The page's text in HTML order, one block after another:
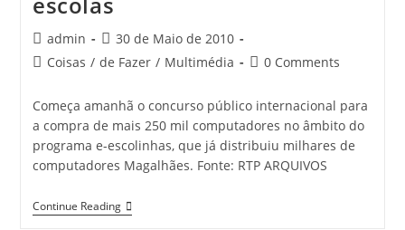
Post
author:
admin
Post
published:
30 de Maio de 2010
PostCoisas / de Fazer / Multimédia
Post0 Comments
Começa amanhã o concurso público internacional para
a compra de mais 250 mil computadores no âmbito do
programa e-escolinhas, que já distribuiu milhares de
computadores Magalhães. Fonte: RTP ARQUIVOS
Continue ReadingMais
Computadores